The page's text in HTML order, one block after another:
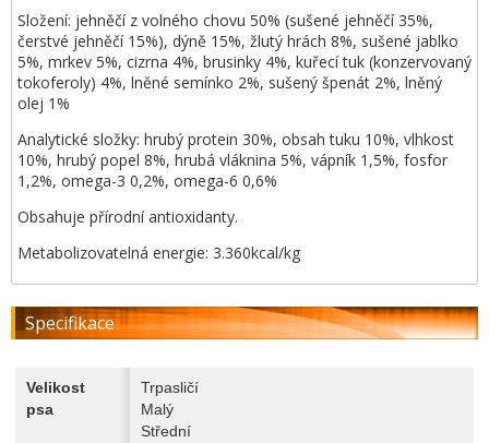
Složení: jehněčí z volného chovu 50% (sušené jehněčí 35%,
čerstvé jehněčí 15%), dýně 15%, žlutý hrách 8%, sušené jablko
5%, mrkev 5%, cizrna 4%, brusinky 4%, kuřecí tuk (konzervovaný
tokoferoly) 4%, lněné semínko 2%, sušený špenát 2%, lněný
olej 1%
Analytické složky: hrubý protein 30%, obsah tuku 10%, vlhkost
10%, hrubý popel 8%, hrubá vláknina 5%, vápník 1,5%, fosfor
1,2%, omega-3 0,2%, omega-6 0,6%
Obsahuje přírodní antioxidanty.
Metabolizovatelná energie: 3.360kcal/kg
Specifikace
Velikost
psa
Trpasličí
Malý
Střední